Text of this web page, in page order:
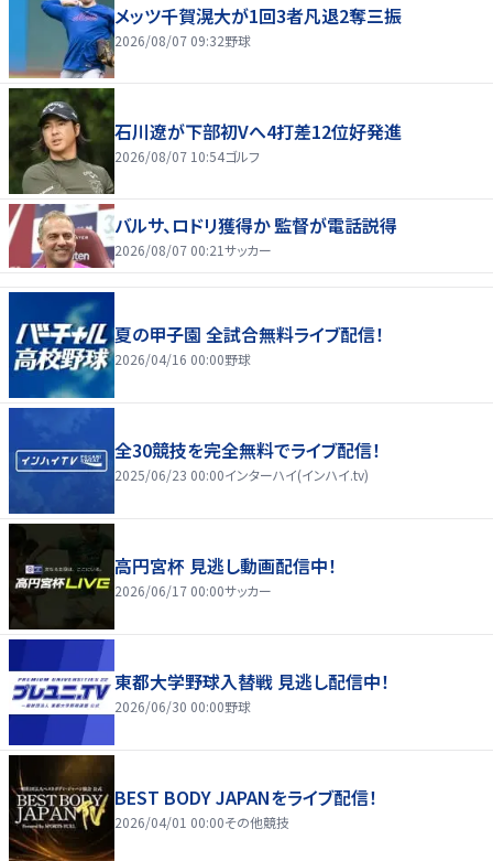
メッツ千賀滉大が1回3者凡退2奪三振
2026/08/07 09:32野球
石川遼が下部初Vへ4打差12位好発進
2026/08/07 10:54ゴルフ
バルサ、ロドリ獲得か 監督が電話説得
2026/08/07 00:21サッカー
夏の甲子園 全試合無料ライブ配信！
2026/04/16 00:00野球
全30競技を完全無料でライブ配信！
2025/06/23 00:00インターハイ(インハイ.tv)
高円宮杯 見逃し動画配信中！
2026/06/17 00:00サッカー
東都大学野球入替戦 見逃し配信中！
2026/06/30 00:00野球
BEST BODY JAPANをライブ配信！
2026/04/01 00:00その他競技